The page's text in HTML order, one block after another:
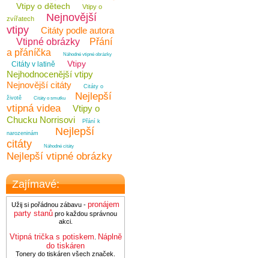
Vtipy o dětech
Vtipy o
zvířatech
Nejnovější
vtipy
Citáty podle autora
Vtipné obrázky
Přání
a přáníčka
Náhodné vtipné obrázky
Citáty v latině Vtipy
Nejhodnocenější vtipy
Nejnovější citáty
Citáty o
životě
Citáty o smutku
Nejlepší
vtipná videa
Vtipy o
Chucku Norrisovi
Přání k
narozeninám
Nejlepší
citáty
Náhodné citáty
Nejlepší vtipné obrázky
Zajímavé:
Užij si pořádnou zábavu - pronájem
party stanů pro každou správnou
akci.
Vtipná trička s potiskem Náplně
do tiskáren
Tonery do tiskáren všech značek.